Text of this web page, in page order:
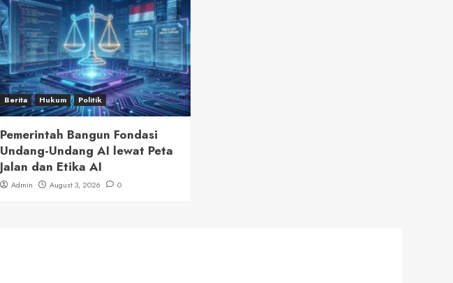
Berita Hukum Politik
Pemerintah Bangun Fondasi
Undang-Undang AI lewat Peta
Jalan dan Etika AI
Admin August 3, 2026 0